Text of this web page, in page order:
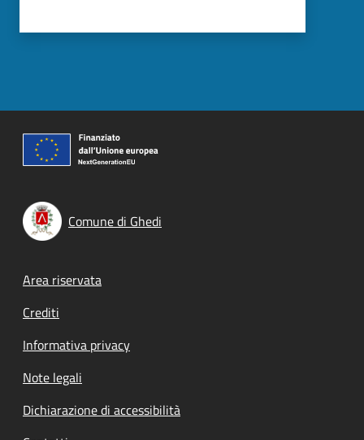
Comune di Ghedi
Footer menu
Area riservata
Crediti
Informativa privacy
Note legali
Dichiarazione di accessibilità